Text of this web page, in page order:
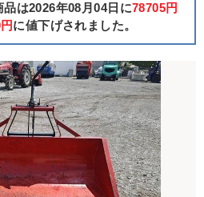
品は2026年08月04日に78705円
に値下げされました。